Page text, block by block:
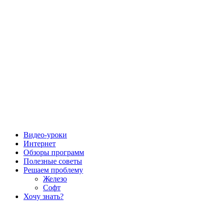
Видео-уроки
Интернет
Обзоры программ
Полезные советы
Решаем проблему
Железо
Софт
Хочу знать?